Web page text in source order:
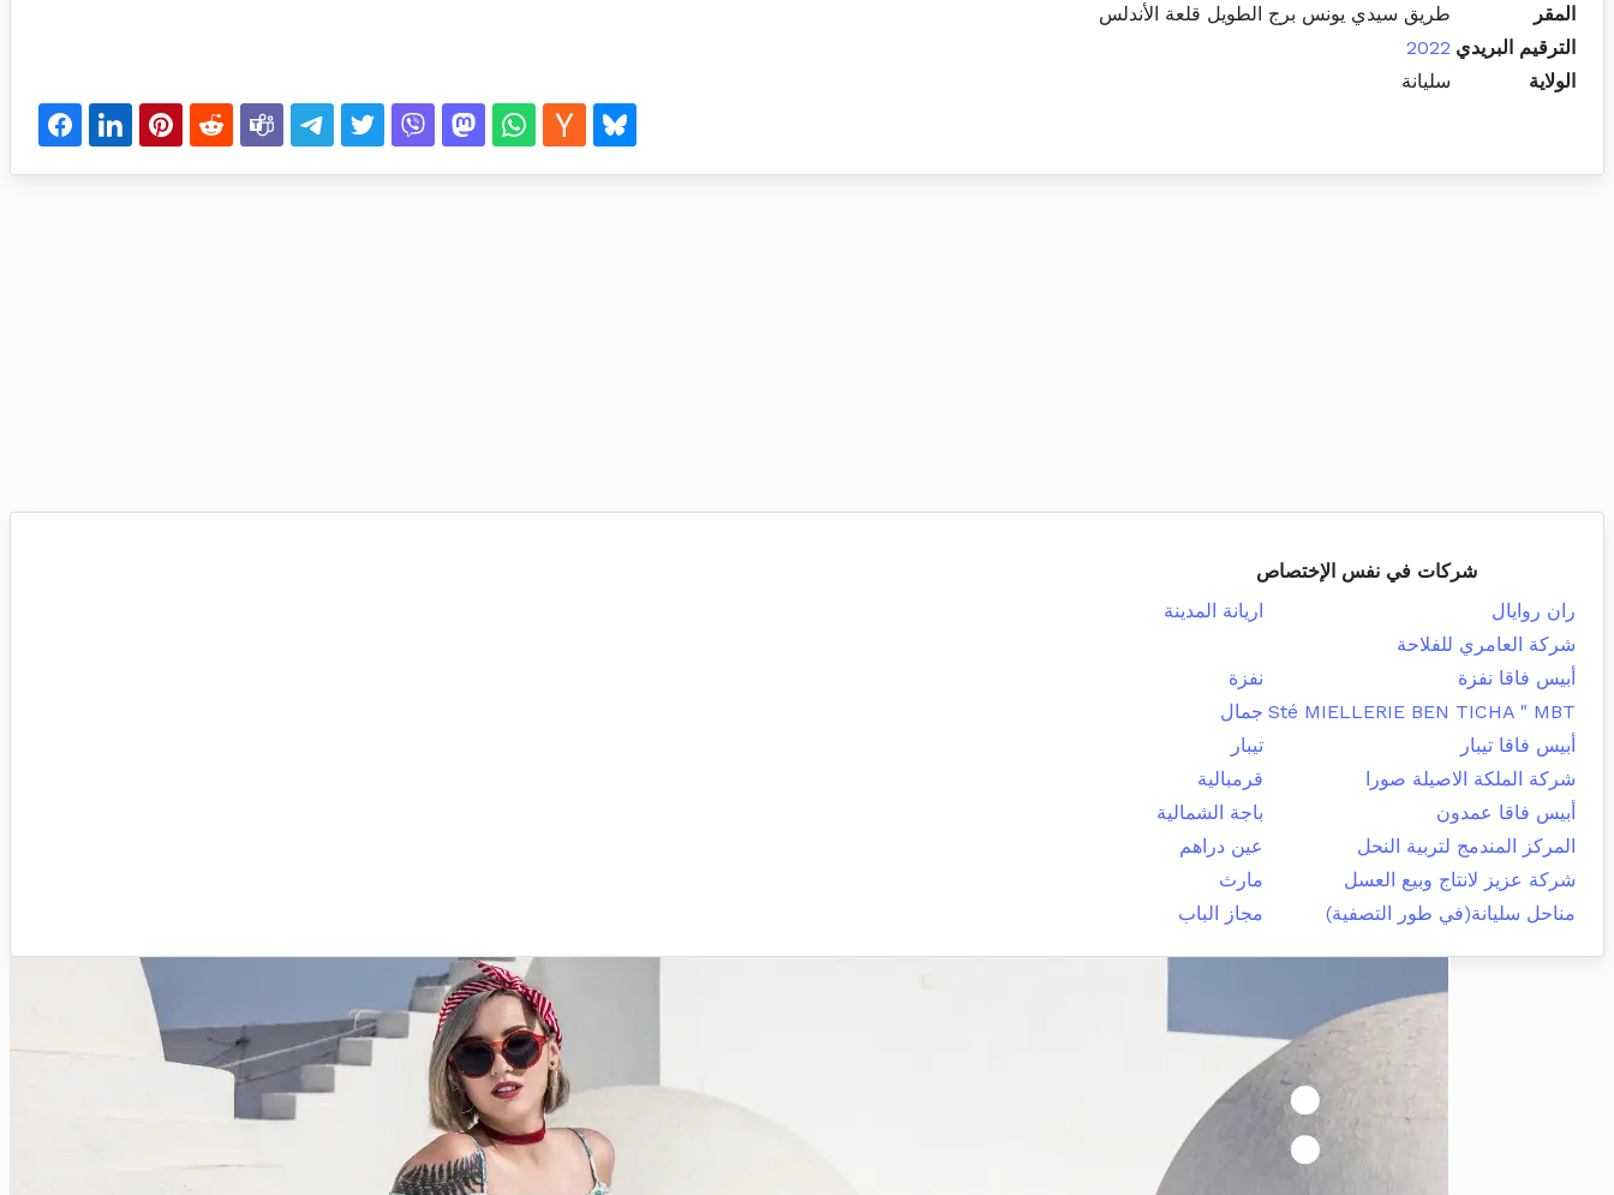
المقر
طريق سيدي يونس برج الطويل قلعة الأندلس
الترقيم البريدي 2022
الولاية
سليانة
شركات في نفس الإختصاص
ران روايال
اريانة المدينة
شركة العامري للفلاحة
أبيس فاقا نفزة
نفزة
Sté MIELLERIE BEN TICHA " MBT جمال
أبيس فاقا تيبار
تيبار
شركة الملكة الاصيلة صورا
قرمبالية
أبيس فاقا عمدون
باجة الشمالية
المركز المندمج لتربية النحل
عين دراهم
شركة عزيز لانتاج وبيع العسل
مارث
مناحل سليانة(في طور التصفية)
مجاز الباب